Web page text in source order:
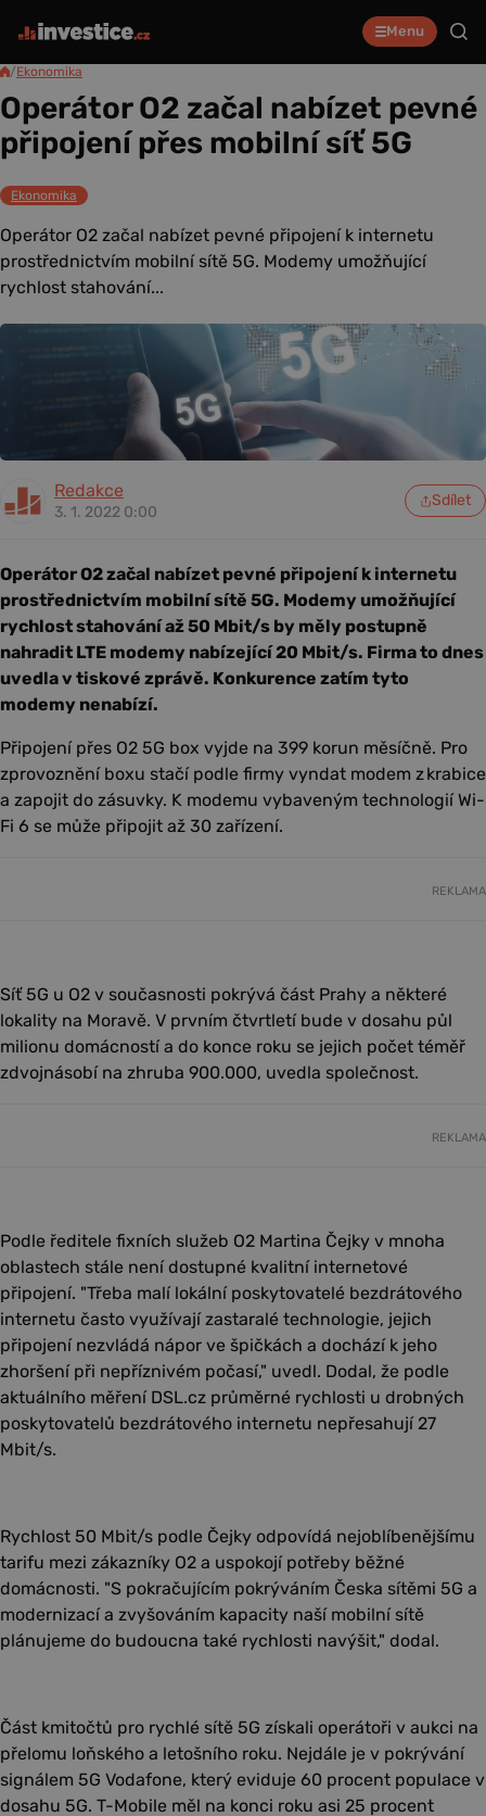
Menu
/Ekonomika
Operátor O2 začal nabízet pevné
připojení přes mobilní síť 5G
Ekonomika
Operátor O2 začal nabízet pevné připojení k internetu
prostřednictvím mobilní sítě 5G. Modemy umožňující
rychlost stahování...
Redakce
3. 1. 2022 0:00
Sdílet
Operátor O2 začal nabízet pevné připojení k internetu
prostřednictvím mobilní sítě 5G. Modemy umožňující
rychlost stahování až 50 Mbit/s by měly postupně
nahradit LTE modemy nabízející 20 Mbit/s. Firma to dnes
uvedla v tiskové zprávě. Konkurence zatím tyto
modemy nenabízí.
Připojení přes O2 5G box vyjde na 399 korun měsíčně. Pro
zprovoznění boxu stačí podle firmy vyndat modem z krabice
a zapojit do zásuvky. K modemu vybaveným technologií Wi-
Fi 6 se může připojit až 30 zařízení.
REKLAMA
Síť 5G u O2 v současnosti pokrývá část Prahy a některé
lokality na Moravě. V prvním čtvrtletí bude v dosahu půl
milionu domácností a do konce roku se jejich počet téměř
zdvojnásobí na zhruba 900.000, uvedla společnost.
REKLAMA
Podle ředitele fixních služeb O2 Martina Čejky v mnoha
oblastech stále není dostupné kvalitní internetové
připojení. "Třeba malí lokální poskytovatelé bezdrátového
internetu často využívají zastaralé technologie, jejich
připojení nezvládá nápor ve špičkách a dochází k jeho
zhoršení při nepříznivém počasí," uvedl. Dodal, že podle
aktuálního měření DSL.cz průměrné rychlosti u drobných
poskytovatelů bezdrátového internetu nepřesahují 27
Mbit/s.
Rychlost 50 Mbit/s podle Čejky odpovídá nejoblíbenějšímu
tarifu mezi zákazníky O2 a uspokojí potřeby běžné
domácnosti. "S pokračujícím pokrýváním Česka sítěmi 5G a
modernizací a zvyšováním kapacity naší mobilní sítě
plánujeme do budoucna také rychlosti navýšit," dodal.
Část kmitočtů pro rychlé sítě 5G získali operátoři v aukci na
přelomu loňského a letošního roku. Nejdále je v pokrývání
signálem 5G Vodafone, který eviduje 60 procent populace v
dosahu 5G. T-Mobile měl na konci roku asi 25 procent